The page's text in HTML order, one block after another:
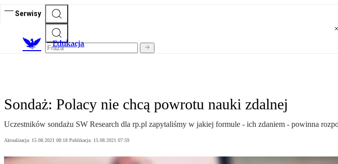
Serwisy
Edukacja
Sondaż: Polacy nie chcą powrotu nauki zdalnej
Uczestników sondażu SW Research dla rp.pl zapytaliśmy w jakiej formule - ich zdaniem - powinna
Aktualizacja: 15.08.2021 08:18 Publikacja: 15.08.2021 07:59